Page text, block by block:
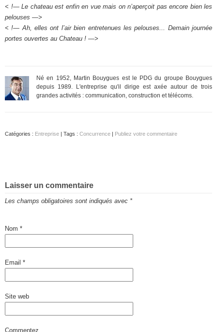
< !— Le chateau est enfin en vue mais on n’aperçoit pas encore bien les
pelouses —>
< !— Ah, elles ont l’air bien entretenues les pelouses... Demain journée
portes ouvertes au Chateau ! —>
Né en 1952, Martin Bouygues est le PDG du groupe Bouygues
depuis 1989. L'entreprise qu'il dirige est axée autour de trois
grandes activités : communication, construction et télécoms.
Catégories : Entreprise | Tags : Concurrence | Publiez votre commentaire
Laisser un commentaire
Les champs obligatoires sont indiqués avec *
Nom *
Email *
Site web
Commentez